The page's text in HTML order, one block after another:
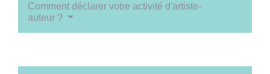
Comment déclarer votre activité d'artiste-
auteur ?